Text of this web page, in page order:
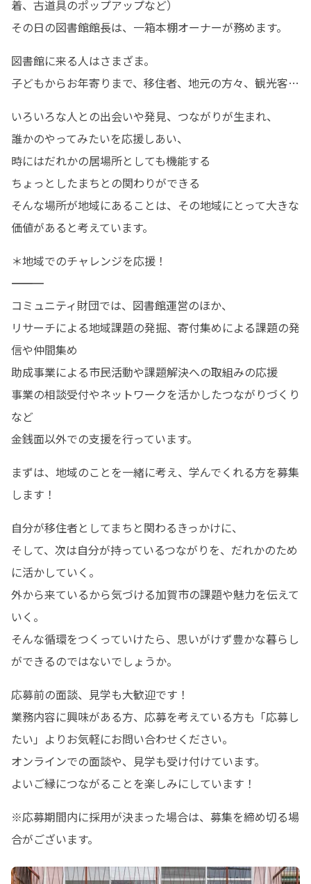
着、古道具のポップアップなど）
その日の図書館館長は、一箱本棚オーナーが務めます。
図書館に来る人はさまざま。
子どもからお年寄りまで、移住者、地元の方々、観光客…
いろいろな人との出会いや発見、つながりが生まれ、
誰かのやってみたいを応援しあい、
時にはだれかの居場所としても機能する
ちょっとしたまちとの関わりができる
そんな場所が地域にあることは、その地域にとって大きな
価値があると考えています。
＊地域でのチャレンジを応援！
――――――――――――――
コミュニティ財団では、図書館運営のほか、
リサーチによる地域課題の発掘、寄付集めによる課題の発
信や仲間集め
助成事業による市民活動や課題解決への取組みの応援
事業の相談受付やネットワークを活かしたつながりづくり
など
金銭面以外での支援を行っています。
まずは、地域のことを一緒に考え、学んでくれる方を募集
します！
自分が移住者としてまちと関わるきっかけに、
そして、次は自分が持っているつながりを、だれかのため
に活かしていく。
外から来ているから気づける加賀市の課題や魅力を伝えて
いく。
そんな循環をつくっていけたら、思いがけず豊かな暮らし
ができるのではないでしょうか。
応募前の面談、見学も大歓迎です！
業務内容に興味がある方、応募を考えている方も「応募し
たい」よりお気軽にお問い合わせください。
オンラインでの面談や、見学も受け付けています。
よいご縁につながることを楽しみにしています！
※応募期間内に採用が決まった場合は、募集を締め切る場
合がございます。